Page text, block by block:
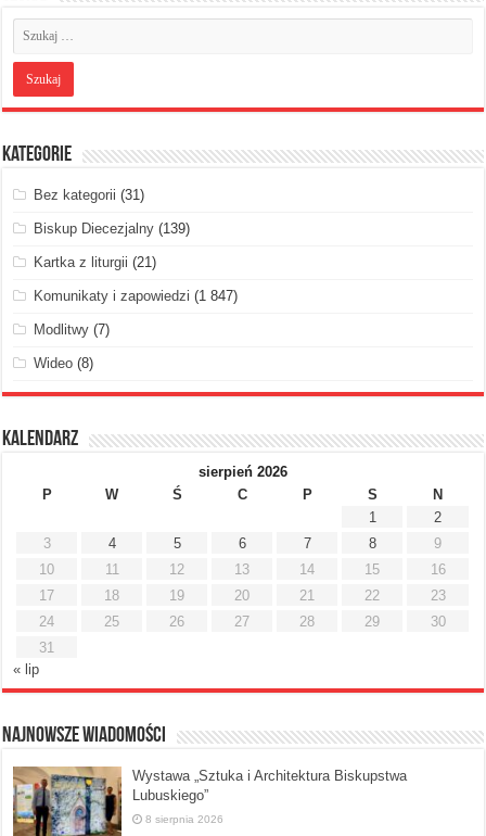
Kategorie
Bez kategorii (31)
Biskup Diecezjalny (139)
Kartka z liturgii (21)
Komunikaty i zapowiedzi (1 847)
Modlitwy (7)
Wideo (8)
Kalendarz
sierpień 2026
P
W Ś C P S
N
1
2
3
4 5 6 7 8
9
10
11 12 13 14 15
16
17
18 19 20 21 22
23
24
25 26 27 28 29
30
31
« lip
Najnowsze Wiadomości
Wystawa „Sztuka i Architektura Biskupstwa
Lubuskiego”
8 sierpnia 2026